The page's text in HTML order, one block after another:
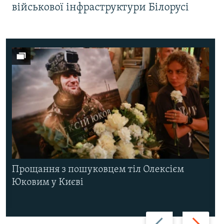
військової інфраструктури Білорусі
Назад Вперед
Прощання з пошуковцем тіл Олексієм
Юковим у Києві